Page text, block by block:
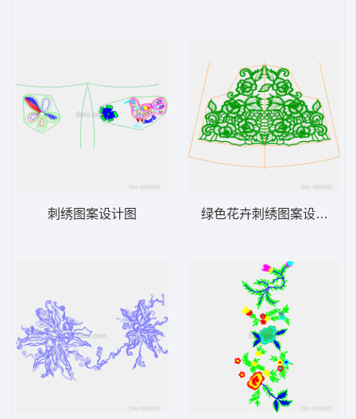
刺绣图案设计图 绿色花卉刺绣图案设计图